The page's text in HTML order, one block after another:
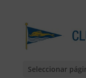
Seleccionar